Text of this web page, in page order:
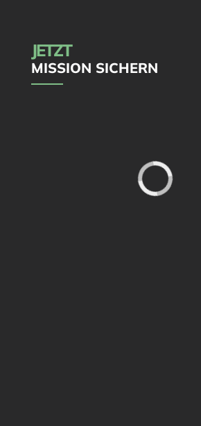
JETZT
MISSION SICHERN